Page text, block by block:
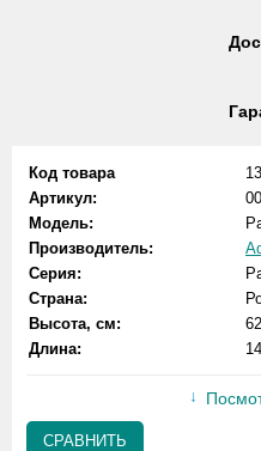
Код товара
Артикул:
Модель:
Производитель:
Серия:
Страна:
Высота, см:
62
Длина:
СРАВНИТЬ